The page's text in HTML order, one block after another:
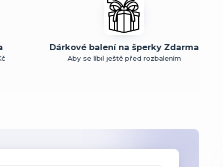
Dárkové balení na šperky Zdarma
Aby se líbil ještě před rozbalením